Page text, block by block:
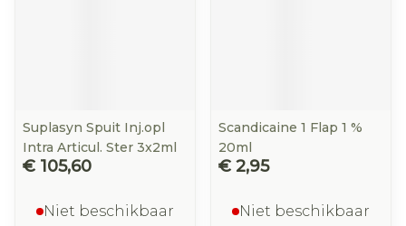
Suplasyn Spuit Inj.opl
Intra Articul. Ster 3x2ml
€ 105,60
Niet beschikbaar
Scandicaine 1 Flap 1 %
20ml
€ 2,95
Niet beschikbaar